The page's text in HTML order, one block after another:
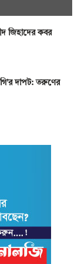
জিহাদের কবর
দাপট: তরুণের